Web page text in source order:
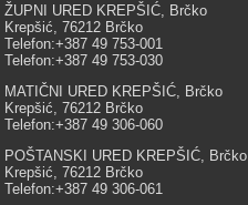
ŽUPNI URED KREPŠIĆ, Brčko
Krepšić, 76212 Brčko
Telefon:+387 49 753-001
Telefon:+387 49 753-030
MATIČNI URED KREPŠIĆ, Brčko
Krepšić, 76212 Brčko
Telefon:+387 49 306-060
POŠTANSKI URED KREPŠIĆ, Brčko
Krepšić, 76212 Brčko
Telefon:+387 49 306-061